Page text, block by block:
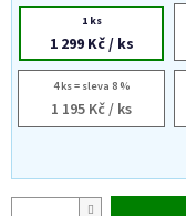
1 ks
1 299 Kč/ ks
4 ks = sleva 8 %
1 195 Kč/ ks